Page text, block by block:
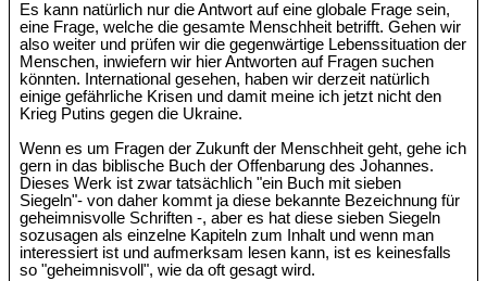
Es kann natürlich nur die Antwort auf eine globale Frage sein,
eine Frage, welche die gesamte Menschheit betrifft. Gehen wir
also weiter und prüfen wir die gegenwärtige Lebenssituation der
Menschen, inwiefern wir hier Antworten auf Fragen suchen
könnten. International gesehen, haben wir derzeit natürlich
einige gefährliche Krisen und damit meine ich jetzt nicht den
Krieg Putins gegen die Ukraine.
Wenn es um Fragen der Zukunft der Menschheit geht, gehe ich
gern in das biblische Buch der Offenbarung des Johannes.
Dieses Werk ist zwar tatsächlich "ein Buch mit sieben
Siegeln"- von daher kommt ja diese bekannte Bezeichnung für
geheimnisvolle Schriften -, aber es hat diese sieben Siegeln
sozusagen als einzelne Kapiteln zum Inhalt und wenn man
interessiert ist und aufmerksam lesen kann, ist es keinesfalls
so "geheimnisvoll", wie da oft gesagt wird.